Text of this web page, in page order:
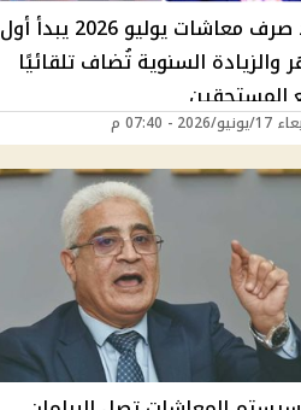
موعد صرف معاشات يوليو 2026 يبدأ أول
والزيادة السنوية تُضاف تلقائيًا
المستحقين
2026 - 07:40 م